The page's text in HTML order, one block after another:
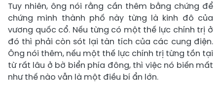
Tuy nhiên, ông nói rằng cần thêm bằng chứng để
chứng minh thành phố này từng là kinh đô của
vương quốc cổ. Nếu từng có một thế lực chính trị ở
đó thì phải còn sót lại tàn tích của các cung điện.
Ông nói thêm, nếu một thế lực chính trị từng tồn tại
từ rất lâu ở bờ biển phía đông, thì việc nó biến mất
như thế nào vẫn là một điều bí ẩn lớn.